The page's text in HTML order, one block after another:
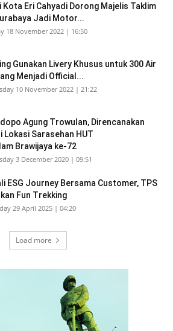
Kota Eri Cahyadi Dorong Majelis Taklim
Jadi Motor...
18 November 2022 | 16:50
Gunakan Livery Khusus untuk 300 Air
Menjadi Official...
10 November 2022 | 21:22
Agung Trowulan, Direncanakan
Lokasi Sarasehan HUT
Brawijaya ke-72
3 December 2020 | 09:51
ESG Journey Bersama Customer, TPS
Fun Trekking
29 April 2025 | 04:20
Load more